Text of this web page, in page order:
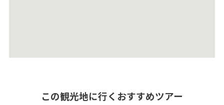
この観光地に行くおすすめツアー